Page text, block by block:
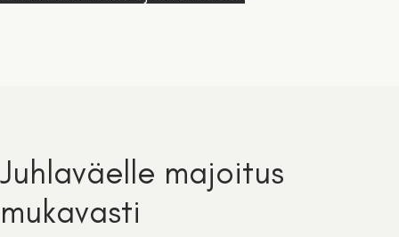
Juhlaväelle majoitus
mukavasti